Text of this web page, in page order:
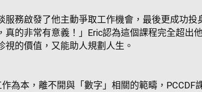
服務啟發了他主動爭取工作機會​，最後更​成功​
真的非常有意義！」Eric認為這個課程完全超
視的價值，又能助人規劃人生。
為本，離不開與「數字」​相關的​範疇，